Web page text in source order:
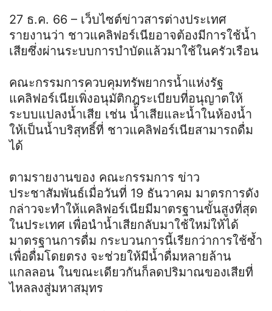
27 ธ.ค. 66 – เว็บไซต์ข่าวสารต่างประเทศ
รายงานว่า ชาวแคลิฟอร์เนียอาจต้องมีการใช้น้ำ
เสียซึ่งผ่านระบบการบำบัดแล้วมาใช้ในครัวเรือน
คณะกรรมการควบคุมทรัพยากรน้ำแห่งรัฐ
แคลิฟอร์เนียเพิ่งอนุมัติกฎระเบียบที่อนุญาตให้
ระบบแปลงน้ำเสีย เช่น น้ำเสียและน้ำในห้องน้ำ
ให้เป็นน้ำบริสุทธิ์ที่ ชาวแคลิฟอร์เนียสามารถดื่ม
ได้
ตามรายงานของ คณะกรรมการ ข่าว
ประชาสัมพันธ์เมื่อวันที่ 19 ธันวาคม มาตรการดัง
กล่าวจะทำให้แคลิฟอร์เนียมีมาตรฐานขั้นสูงที่สุด
ในประเทศ เพื่อนำน้ำเสียกลับมาใช้ใหม่ให้ได้
มาตรฐานการดื่ม กระบวนการนี้เรียกว่าการใช้ซ้ำ
เพื่อดื่มโดยตรง จะช่วยให้มีน้ำดื่มหลายล้าน
แกลลอน ในขณะเดียวกันก็ลดปริมาณของเสียที่
ไหลลงสู่มหาสมุทร